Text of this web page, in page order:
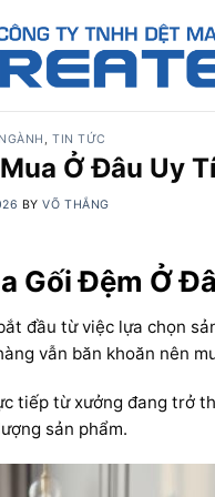
, TIN TỨC
Ở Đâu Uy
BYVÕ THẮNG
Gối Đệm Ở
đầu từ việc lựa chọn
vẫn băn khoăn nên
tiếp từ xưởng đang trở
sản phẩm.